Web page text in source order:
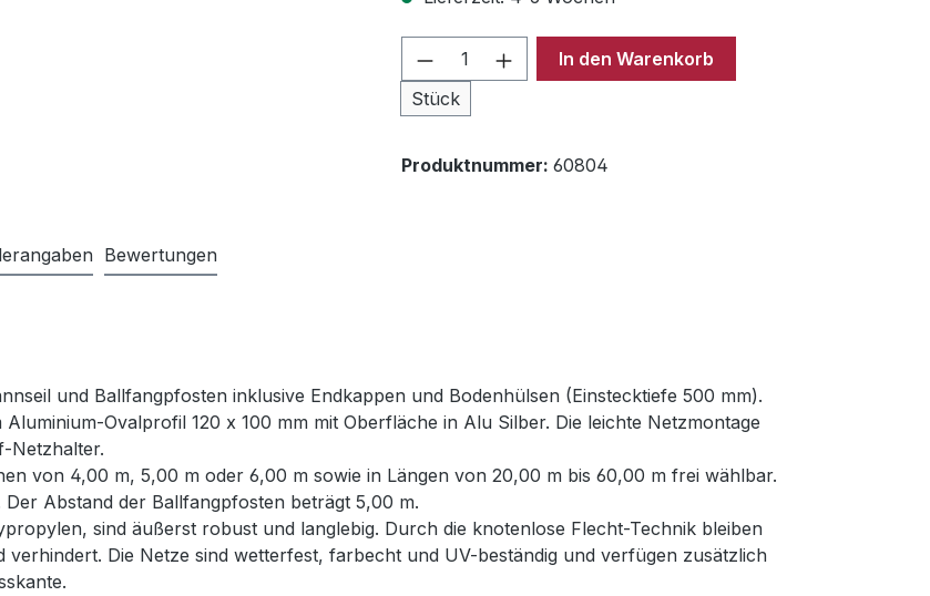
Produkt Anzahl: Gib den gewünschten
Stück
In den Warenkorb
Produktnummer:60804
Bewertungen
und Ballfangpfosten inklusive Endkappen und Bodenhülsen (Einstecktiefe 500 mm).
Ovalprofil 120 x 100 mm mit Oberfläche in Alu Silber. Die leichte Netzmontage
Netzhalter.
von 4,00 m, 5,00 m oder 6,00 m sowie in Längen von 20,00 m bis 60,00 m frei wählbar.
Abstand der Ballfangpfosten beträgt 5,00 m.
sind äußerst robust und langlebig. Durch die knotenlose Flecht-Technik bleiben
Die Netze sind wetterfest, farbecht und UV-beständig und verfügen zusätzlich